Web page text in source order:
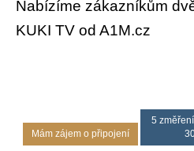
Nabízíme zákazníkům
KUKI TV od A1M.cz
Mám zájem o připojení
5